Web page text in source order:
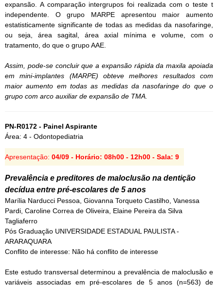
expansão. A comparação intergrupos foi realizada com o teste t
independente. O grupo MARPE apresentou maior aumento
estatisticamente significante de todas as medidas da nasofaringe,
ou seja, área sagital, área axial mínima e volume, com o
tratamento, do que o grupo AAE.
Assim, pode-se concluir que a expansão rápida da maxila apoiada
em mini-implantes (MARPE) obteve melhores resultados com
maior aumento em todas as medidas da nasofaringe do que o
grupo com arco auxiliar de expansão de TMA.
PN-R0172 - Painel Aspirante
Área: 4 - Odontopediatria
Apresentação: 04/09 - Horário: 08h00 - 12h00 - Sala: 9
Prevalência e preditores de maloclusão na dentição
decídua entre pré-escolares de 5 anos
Marília Narducci Pessoa, Giovanna Torqueto Castilho, Vanessa
Pardi, Caroline Correa de Oliveira, Elaine Pereira da Silva
Tagliaferro
Pós Graduação UNIVERSIDADE ESTADUAL PAULISTA -
ARARAQUARA
Conflito de interesse: Não há conflito de interesse
Este estudo transversal determinou a prevalência de maloclusão e
variáveis associadas em pré-escolares de 5 anos (n=563) de